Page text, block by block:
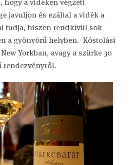
hogy a vidéken végzett
javuljon és ezáltal a vidék a
tudja, hiszen rendkívül sok
a gyönyörű helyben. Kóstolási
Yorkban, avagy a szürke 30
rendezvényről.